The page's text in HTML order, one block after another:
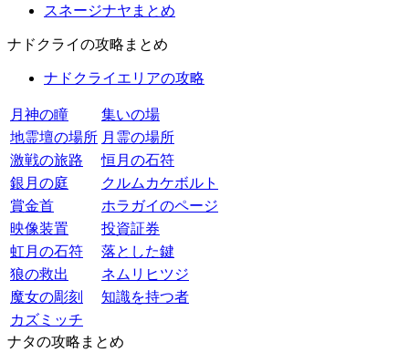
スネージナヤまとめ
ナドクライの攻略まとめ
ナドクライエリアの攻略
月神の瞳
集いの場
地霊壇の場所 月霊の場所
激戦の旅路
恒月の石符
銀月の庭
クルムカケボルト
賞金首
ホラガイのページ
映像装置
投資証券
虹月の石符
落とした鍵
狼の救出
ネムリヒツジ
魔女の彫刻
知識を持つ者
カズミッチ
ナタの攻略まとめ